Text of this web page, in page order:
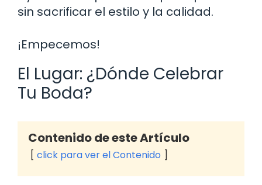
sin sacrificar el estilo y la calidad.
¡Empecemos!
El Lugar: ¿Dónde Celebrar
Tu Boda?
Contenido de este Artículo
click para ver el Contenido